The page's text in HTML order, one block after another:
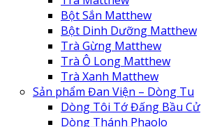
Bột Sắn Matthew
Bột Dinh Dưỡng Matthew
Trà Gừng Matthew
Trà Ô Long Matthew
Trà Xanh Matthew
Sản phẩm Đan Viện – Dòng Tu
Dòng Tôi Tớ Đấng Bầu Cử
Dòng Thánh Phaolo